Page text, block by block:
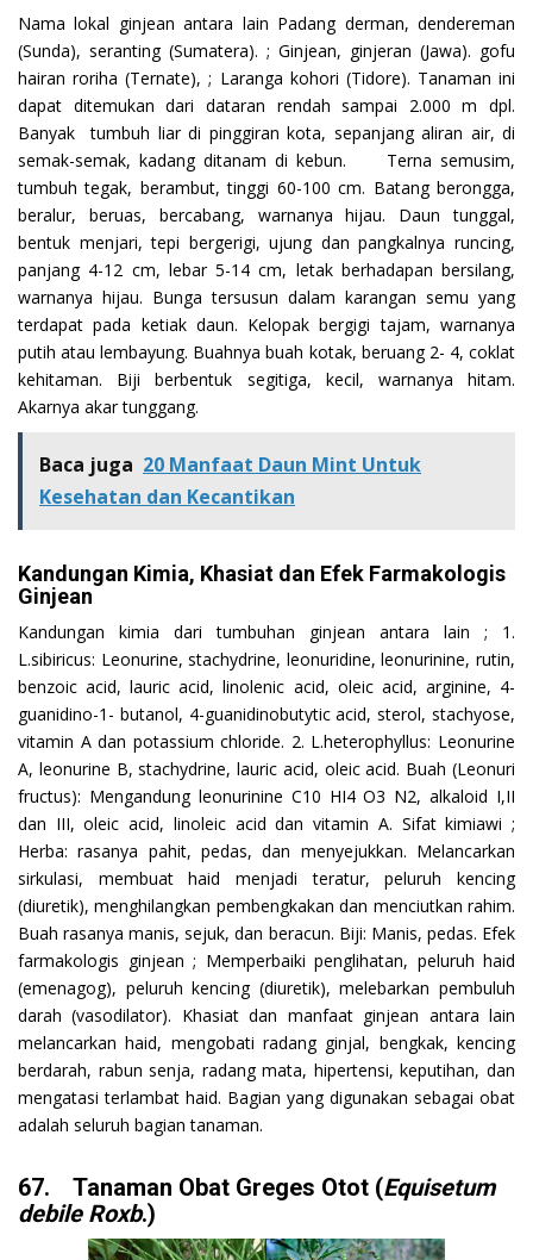
Nama lokal ginjean antara lain Padang derman, dendereman
(Sunda), seranting (Sumatera). ; Ginjean, ginjeran (Jawa). gofu
hairan roriha (Ternate), ; Laranga kohori (Tidore). Tanaman ini
dapat ditemukan dari dataran rendah sampai 2.000 m dpl.
Banyak tumbuh liar di pinggiran kota, sepanjang aliran air, di
semak-semak, kadang ditanam di kebun. Terna semusim,
tumbuh tegak, berambut, tinggi 60-100 cm. Batang berongga,
beralur, beruas, bercabang, warnanya hijau. Daun tunggal,
bentuk menjari, tepi bergerigi, ujung dan pangkalnya runcing,
panjang 4-12 cm, lebar 5-14 cm, letak berhadapan bersilang,
warnanya hijau. Bunga tersusun dalam karangan semu yang
terdapat pada ketiak daun. Kelopak bergigi tajam, warnanya
putih atau lembayung. Buahnya buah kotak, beruang 2- 4, coklat
kehitaman. Biji berbentuk segitiga, kecil, warnanya hitam.
Akarnya akar tunggang.
Baca juga 20 Manfaat Daun Mint Untuk
Kesehatan dan Kecantikan
Kandungan Kimia, Khasiat dan Efek Farmakologis
Ginjean
Kandungan kimia dari tumbuhan ginjean antara lain ; 1.
L.sibiricus: Leonurine, stachydrine, leonuridine, leonurinine, rutin,
benzoic acid, lauric acid, linolenic acid, oleic acid, arginine, 4-
guanidino-1- butanol, 4-guanidinobutytic acid, sterol, stachyose,
vitamin A dan potassium chloride. 2. L.heterophyllus: Leonurine
A, leonurine B, stachydrine, lauric acid, oleic acid. Buah (Leonuri
fructus): Mengandung leonurinine C10 HI4 O3 N2, alkaloid I,II
dan III, oleic acid, linoleic acid dan vitamin A. Sifat kimiawi ;
Herba: rasanya pahit, pedas, dan menyejukkan. Melancarkan
sirkulasi, membuat haid menjadi teratur, peluruh kencing
(diuretik), menghilangkan pembengkakan dan menciutkan rahim.
Buah rasanya manis, sejuk, dan beracun. Biji: Manis, pedas. Efek
farmakologis ginjean ; Memperbaiki penglihatan, peluruh haid
(emenagog), peluruh kencing (diuretik), melebarkan pembuluh
darah (vasodilator). Khasiat dan manfaat ginjean antara lain
melancarkan haid, mengobati radang ginjal, bengkak, kencing
berdarah, rabun senja, radang mata, hipertensi, keputihan, dan
mengatasi terlambat haid. Bagian yang digunakan sebagai obat
adalah seluruh bagian tanaman.
67. Tanaman Obat Greges Otot (Equisetum
debile Roxb.)